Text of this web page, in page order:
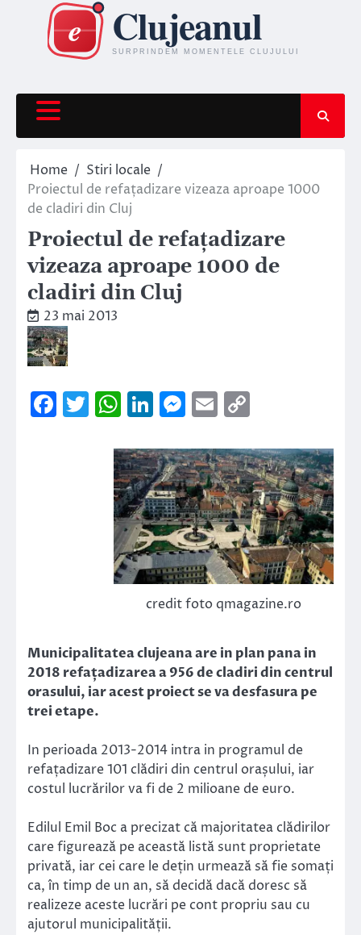
content
Home
Stiri locale
Proiectul de refațadizare vizeaza aproape 1000
de cladiri din Cluj
Proiectul de refațadizare
vizeaza aproape 1000 de
cladiri din Cluj
23 mai 2013
Facebook
Twitter
WhatsApp
LinkedIn
Messenger
Email
credit foto qmagazine.ro
Municipalitatea clujeana are in plan pana in
2018 refațadizarea a 956 de cladiri din centrul
orasului, iar acest proiect se va desfasura pe
trei etape.
In perioada 2013-2014 intra in programul de
refațadizare 101 clădiri din centrul orașului, iar
costul lucrărilor va fi de 2 milioane de euro.
Edilul Emil Boc a precizat că majoritatea clădirilor
care figurează pe această listă sunt proprietate
privată, iar cei care le dețin urmează să fie somați
ca, în timp de un an, să decidă dacă doresc să
realizeze aceste lucrări pe cont propriu sau cu
ajutorul municipalității.